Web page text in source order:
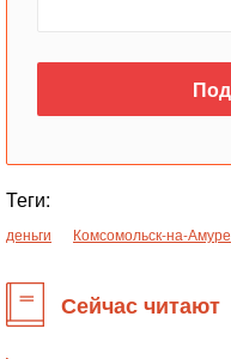
Теги:
деньги Комсомольск-на-Амуре
Сейчас читают